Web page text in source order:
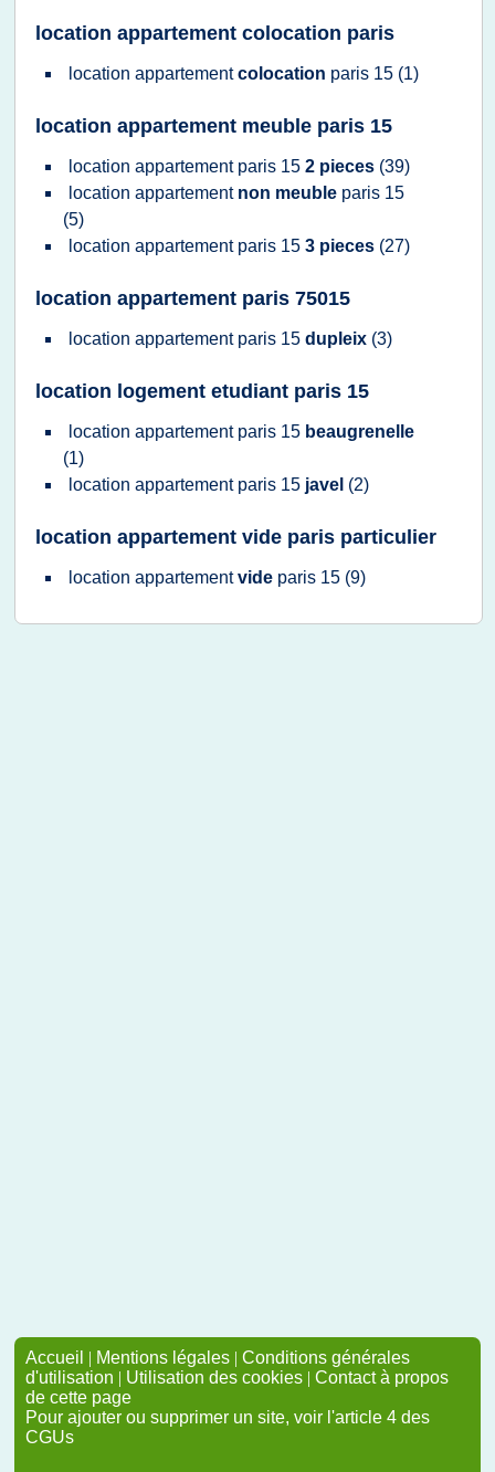
location appartement colocation paris
location appartementcolocation paris 15 (1)
location appartement meuble paris 15
location appartement paris 15 2 pieces (39)
location appartement non meuble paris 15
(5)
location appartement paris 15 3 pieces (27)
location appartement paris 75015
location appartement paris 15 dupleix (3)
location logement etudiant paris 15
location appartement paris 15 beaugrenelle
(1)
location appartement paris 15 javel (2)
location appartement vide paris particulier
location appartementvide paris 15 (9)
Accueil | Mentions légales | Conditions générales
d'utilisation | Utilisation des cookies | Contact à propos
de cette page
Pour ajouter ou supprimer un site, voir l'article 4 des
CGUs